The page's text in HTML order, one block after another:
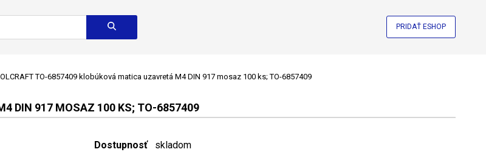
PRIDAŤ ESHOP
TO-6857409 klobúková matica uzavretá M4 DIN 917 mosaz 100 ks; TO-6857409
DIN 917 MOSAZ 100 KS; TO-6857409
Dostupnosť
skladom